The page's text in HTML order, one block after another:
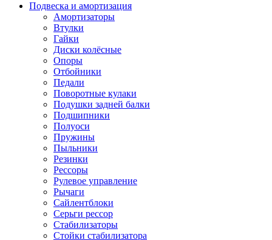
Подвеска и амортизация
Амортизаторы
Втулки
Гайки
Диски колёсные
Опоры
Отбойники
Педали
Поворотные кулаки
Подушки задней балки
Подшипники
Полуоси
Пружины
Пыльники
Резинки
Рессоры
Рулевое управление
Рычаги
Сайлентблоки
Серьги рессор
Стабилизаторы
Стойки стабилизатора